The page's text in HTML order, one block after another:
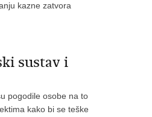
kazne zatvora
sustav i
pogodile osobe na to
kako bi se teške